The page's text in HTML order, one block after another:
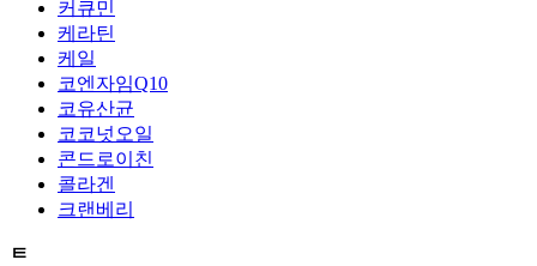
커큐민
케라틴
케일
코엔자임Q10
코유산균
코코넛오일
콘드로이친
콜라겐
크랜베리
ㅌ